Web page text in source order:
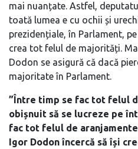
mai nuanțate. Astfel,
toată lumea e cu ochii și
prezidențiale, în Parlament,
crea tot felul de majorități.
Dodon se asigură că dacă
majoritate în Parlament.
”Între timp se fac tot felul
obișnuit să se lucreze pe
fac tot felul de
Igor Dodon încercă să își